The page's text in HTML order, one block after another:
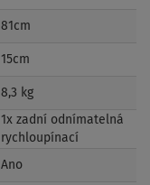
81cm
15cm
8,3 kg
1x zadní odnímatelná
rychloupínací
Ano